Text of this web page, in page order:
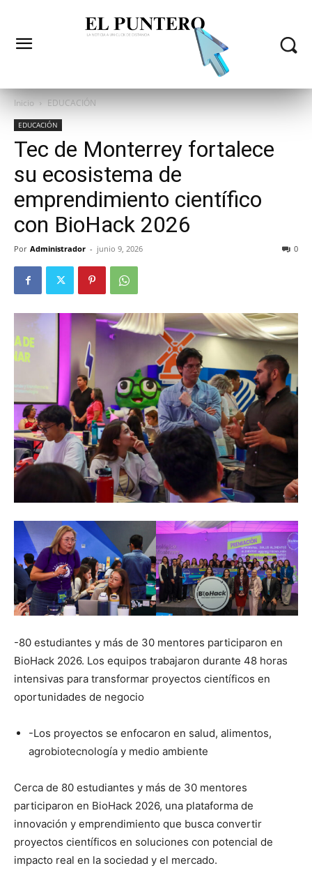
Inicio EDUCACIÓN
EDUCACIÓN
Tec de Monterrey fortalece
su ecosistema de
emprendimiento científico
con BioHack 2026
Por Administrador - junio 9, 2026 0
-80 estudiantes y más de 30 mentores participaron en
BioHack 2026. Los equipos trabajaron durante 48 horas
intensivas para transformar proyectos científicos en
oportunidades de negocio
-Los proyectos se enfocaron en salud, alimentos,
agrobiotecnología y medio ambiente
Cerca de 80 estudiantes y más de 30 mentores
participaron en BioHack 2026, una plataforma de
innovación y emprendimiento que busca convertir
proyectos científicos en soluciones con potencial de
impacto real en la sociedad y el mercado.